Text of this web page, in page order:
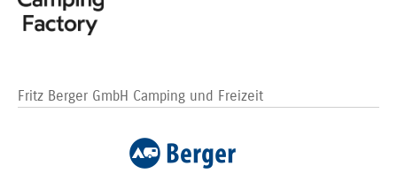
Fritz Berger GmbH Camping und Freizeit